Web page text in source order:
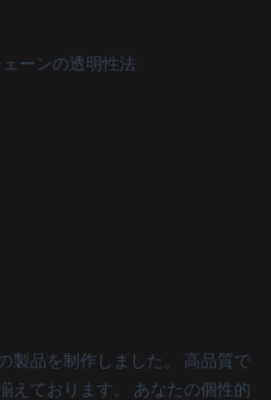
ーンの透明性法
製品を制作しました。 高品質で
えております。 あなたの個性的